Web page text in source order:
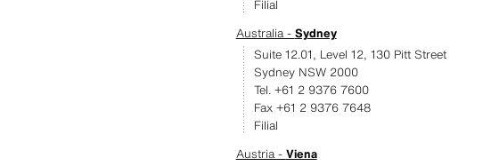
Filial
Australia - Sydney
Suite 12.01, Level 12, 130 Pitt Street
Sydney NSW 2000
Tel. +61 2 9376 7600
Fax +61 2 9376 7648
Filial
Austria - Viena